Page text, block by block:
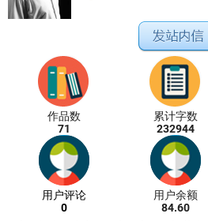
作品数
71
累计字数
232944
用户评论
0
用户余额
84.60